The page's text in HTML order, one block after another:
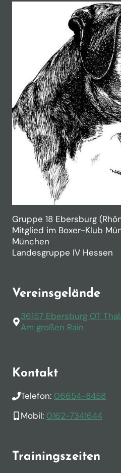
Gruppe 18 Ebersburg
Mitglied im Boxer-Klub
München
Landesgruppe IV Hessen
Vereinsgelände
36157 Ebersburg OT
Am großen Rain
Kontakt
Telefon: 06654-8458
Mobil: 0162-7341644
Trainingszeiten